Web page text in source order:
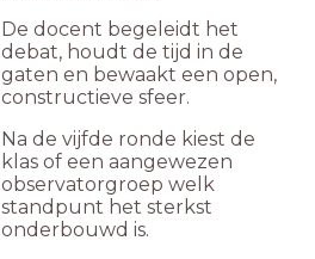
De docent begeleidt het
debat, houdt de tijd in de
gaten en bewaakt een open,
constructieve sfeer.
Na de vijfde ronde kiest de
klas of een aangewezen
observatorgroep welk
standpunt het sterkst
onderbouwd is.